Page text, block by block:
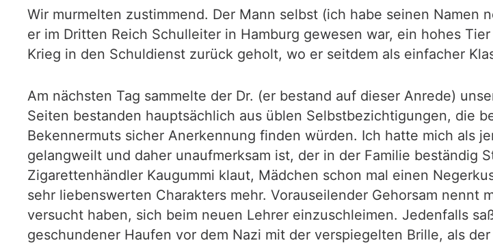
Wir murmelten zustimmend. Der Mann selbst (ich habe seinen
er im Dritten Reich Schulleiter in Hamburg gewesen war, ein hohes
Krieg in den Schuldienst zurück geholt, wo er seitdem als einfacher
Am nächsten Tag sammelte der Dr. (er bestand auf dieser Anrede)
Seiten bestanden hauptsächlich aus üblen Selbstbezichtigungen, die
Bekennermuts sicher Anerkennung finden würden. Ich hatte mich als
gelangweilt und daher unaufmerksam ist, der in der Familie beständig
Zigarettenhändler Kaugummi klaut, Mädchen schon mal einen
sehr liebenswerten Charakters mehr. Vorauseilender Gehorsam nennt
versucht haben, sich beim neuen Lehrer einzuschleimen. Jedenfalls
geschundener Haufen vor dem Nazi mit der verspiegelten Brille, als